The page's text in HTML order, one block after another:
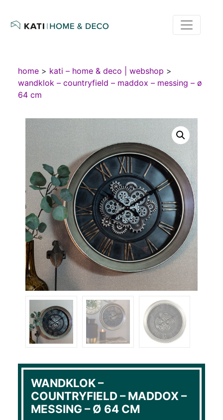
home > kati – home & deco | webshop >
wandklok – countryfield – maddox – messing – ø
64 cm
WANDKLOK –
COUNTRYFIELD – MADDOX –
MESSING – Ø 64 CM